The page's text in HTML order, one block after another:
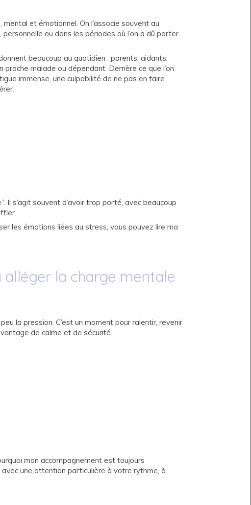
et émotionnel. On l’associe souvent au
ou dans les périodes où l’on a dû porter
beaucoup au quotidien : parents, aidants,
malade ou dépendant. Derrière ce que l’on
immense, une culpabilité de ne pas en faire
Il s’agit souvent d’avoir trop porté, avec beaucoup
les émotions liées au stress, vous pouvez lire ma
alléger la charge mentale
la pression. C’est un moment pour ralentir, revenir
de calme et de sécurité.
mon accompagnement est toujours
une attention particulière à votre rythme, à